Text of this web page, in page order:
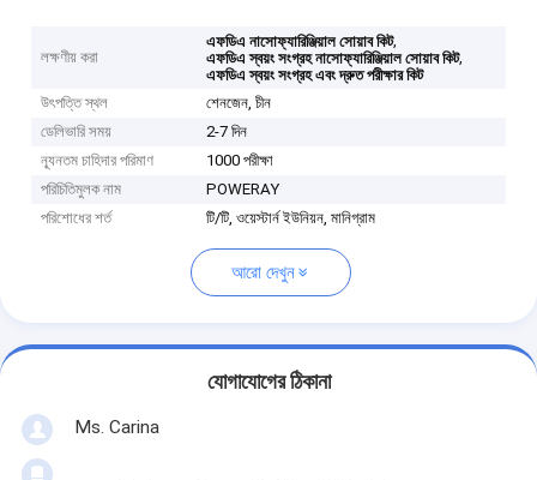
লক্ষণীয় করা
এফডিএ নাসোফ্যারিঞ্জিয়াল সোয়াব কিট,
এফডিএ স্বয়ং সংগ্রহ নাসোফ্যারিঞ্জিয়াল সোয়াব কিট,
এফডিএ স্বয়ং সংগ্রহ এবং দ্রুত পরীক্ষার কিট
উৎপত্তি স্থল
শেনজেন, চীন
ডেলিভারি সময়
2-7 দিন
ন্যূনতম চাহিদার পরিমাণ
1000 পরীক্ষা
পরিচিতিমুলক নাম
POWERAY
পরিশোধের শর্ত
টি/টি, ওয়েস্টার্ন ইউনিয়ন, মানিগ্রাম
আরো দেখুন
যোগাযোগের ঠিকানা
Ms. Carina